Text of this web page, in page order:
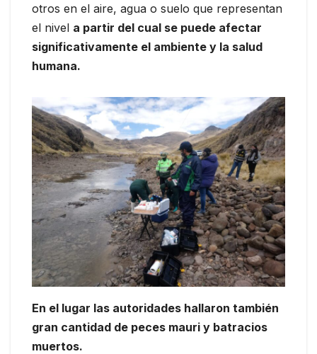
otros en el aire, agua o suelo que representan
el nivel a partir del cual se puede afectar
significativamente el ambiente y la salud
humana.
En el lugar las autoridades hallaron también
gran cantidad de peces mauri y batracios
muertos.